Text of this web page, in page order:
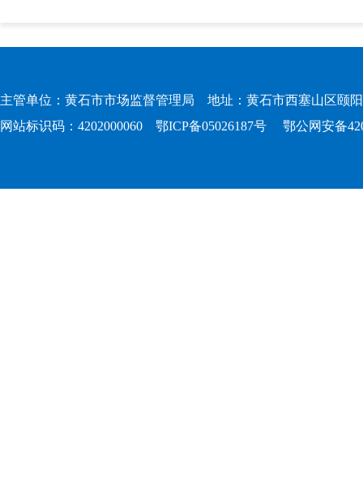
主管单位：黄石市市场监督管理局 地址：黄石市西塞山区颐
网站标识码：4202000060 鄂ICP备05026187号 鄂公网安备